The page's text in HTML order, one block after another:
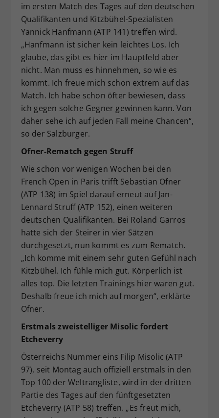
im ersten Match des Tages auf den deutschen
Qualifikanten und Kitzbühel-Spezialisten
Yannick Hanfmann (ATP 141) treffen wird.
„Hanfmann ist sicher kein leichtes Los. Ich
glaube, das gibt es hier im Hauptfeld aber
nicht. Man muss es hinnehmen, so wie es
kommt. Ich freue mich schon extrem auf das
Match. Ich habe schon öfter bewiesen, dass
ich gegen solche Gegner gewinnen kann. Von
daher sehe ich auf jeden Fall meine Chancen“,
so der Salzburger.
Ofner-Rematch gegen Struff
Wie schon vor wenigen Wochen bei den
French Open in Paris trifft Sebastian Ofner
(ATP 138) im Spiel darauf erneut auf Jan-
Lennard Struff (ATP 152), einen weiteren
deutschen Qualifikanten. Bei Roland Garros
hatte sich der Steirer in vier Sätzen
durchgesetzt, nun kommt es zum Rematch.
„Ich komme mit einem sehr guten Gefühl nach
Kitzbühel. Ich fühle mich gut. Körperlich ist
alles top. Die letzten Trainings hier waren gut.
Deshalb freue ich mich auf morgen“, erklärte
Ofner.
Erstmals zweistelliger Misolic fordert
Etcheverry
Österreichs Nummer eins Filip Misolic (ATP
97), seit Montag auch offiziell erstmals in den
Top 100 der Weltrangliste, wird in der dritten
Partie des Tages auf den fünftgesetzten
Etcheverry (ATP 58) treffen. „Es freut mich,